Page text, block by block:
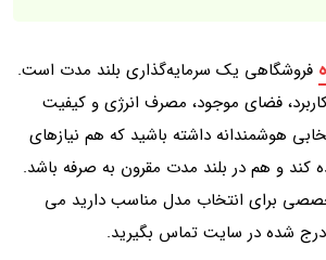
فروشگاهی یک سرمایه‌گذاری بلند مدت است.
فضای موجود، مصرف انرژی و کیفیت
هوشمندانه داشته باشید که هم نیازهای
کند و هم در بلند مدت مقرون‌ به‌ صرفه باشد.
برای انتخاب مدل مناسب دارید می
درج شده در سایت تماس بگیرید.